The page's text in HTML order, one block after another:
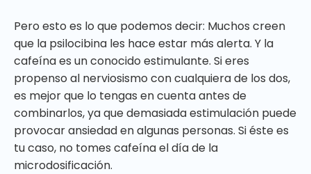
Pero esto es lo que podemos decir: Muchos creen
que la psilocibina les hace estar más alerta. Y la
cafeína es un conocido estimulante. Si eres
propenso al nerviosismo con cualquiera de los dos,
es mejor que lo tengas en cuenta antes de
combinarlos, ya que demasiada estimulación puede
provocar ansiedad en algunas personas. Si éste es
tu caso, no tomes cafeína el día de la
microdosificación.